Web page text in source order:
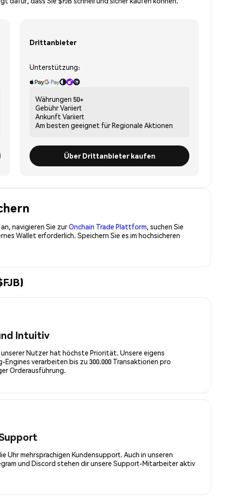
Drittanbieter
Unterstützung:
Währungen 50+
GebührVariiert
Ankunft Variiert
Am besten geeignet fürRegionale Aktionen
Über Drittanbieter kaufen
navigieren Sie zurOnchain Trade Plattform, suchen Sie
Wallet erforderlich. Speichern Sie es im hochsicheren
Intuitiv
Nutzer hat höchste Priorität. Unsere eigens
verarbeiten bis zu 300.000 Transaktionen pro
Orderausführung.
Uhr mehrsprachigen Kundensupport. Auch in unseren
und Discord stehen dir unsere Support-Mitarbeiter aktiv